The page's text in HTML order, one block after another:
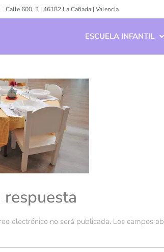
Calle 600, 3 | 46182 La Cañada | Valencia
ESCUELA INFANTIL
respuesta
electrónico no será publicada. Los campos